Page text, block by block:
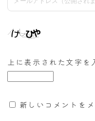
上に表示された文字を
新しいコメントを